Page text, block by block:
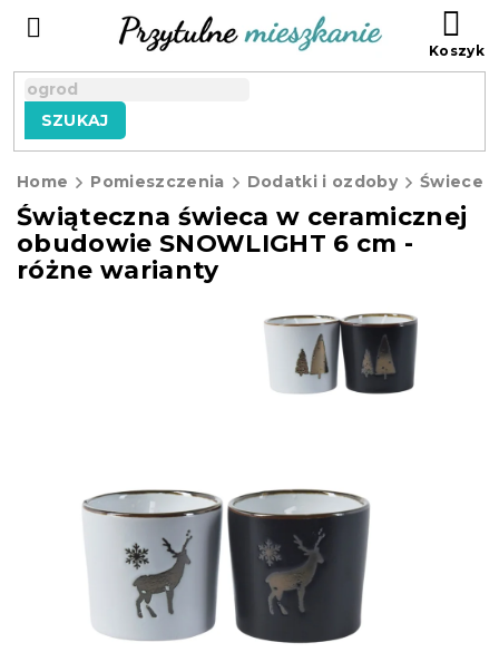
SZUKAJ
Home Pomieszczenia Dodatki i ozdoby Świece
Świąteczna świeca w ceramicznej
obudowie SNOWLIGHT 6 cm -
różne warianty